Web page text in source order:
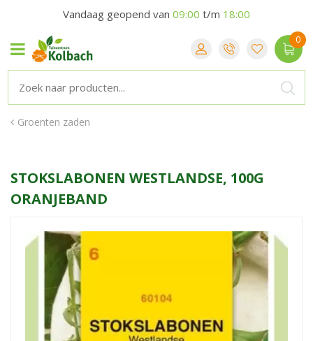
Groenten zaden
Vandaag geopend van 09:00 t/m 18:00
STOKSLABONEN WESTLANDSE, 100G
ORANJEBAND